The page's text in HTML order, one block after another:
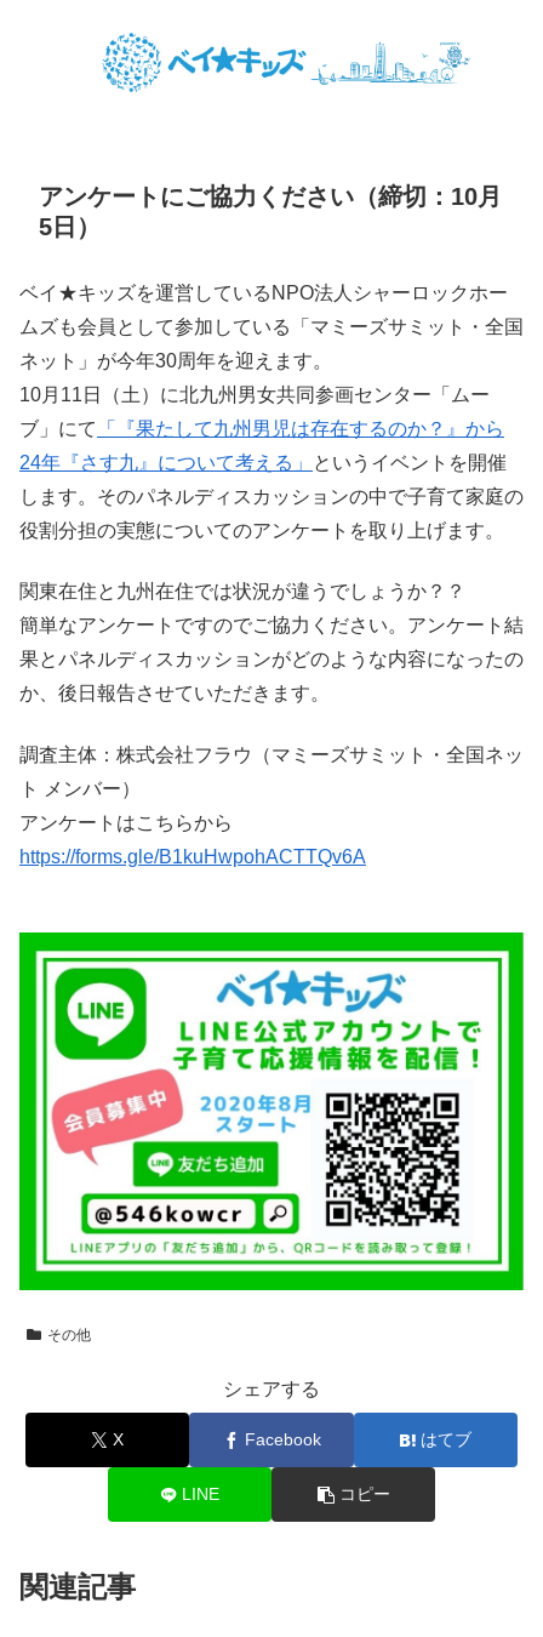
アンケートにご協力ください（締切：10月
5日）
ベイ★キッズを運営しているNPO法人シャーロックホー
ムズも会員として参加している「マミーズサミット・全国
ネット」が今年30周年を迎えます。
10月11日（土）に北九州男女共同参画センター「ムー
ブ」にて
「『果たして九州男児は存在するのか？』から
24年『さす九』について考える」
というイベントを開催
します。そのパネルディスカッションの中で子育て家庭の
役割分担の実態についてのアンケートを取り上げます。
関東在住と九州在住では状況が違うでしょうか？？
簡単なアンケートですのでご協力ください。アンケート結
果とパネルディスカッションがどのような内容になったの
か、後日報告させていただきます。
調査主体：株式会社フラウ（マミーズサミット・全国ネッ
ト メンバー）
アンケートはこちらから
https://forms.gle/B1kuHwpohACTTQv6A
その他
シェアする
X Facebook はてブ
LINE コピー
関連記事